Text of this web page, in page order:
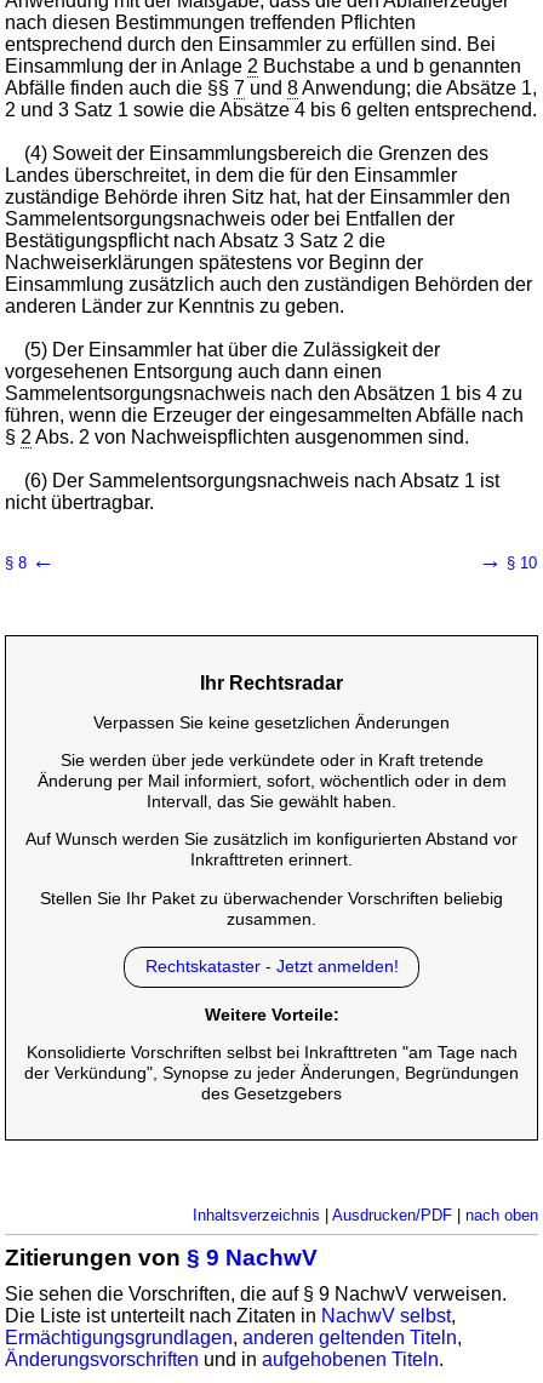
nach diesen Bestimmungen treffenden Pflichten
entsprechend durch den Einsammler zu erfüllen sind. Bei
Einsammlung der in Anlage 2 Buchstabe a und b genannten
Abfälle finden auch die §§7 und8Anwendung; die Absätze 1,
2 und 3 Satz 1 sowie die Absätze 4 bis 6 gelten entsprechend.
(4) Soweit der Einsammlungsbereich die Grenzen des
Landes überschreitet, in dem die für den Einsammler
zuständige Behörde ihren Sitz hat, hat der Einsammler den
Sammelentsorgungsnachweis oder bei Entfallen der
Bestätigungspflicht nach Absatz 3 Satz 2 die
Nachweiserklärungen spätestens vor Beginn der
Einsammlung zusätzlich auch den zuständigen Behörden der
anderen Länder zur Kenntnis zu geben.
(5) Der Einsammler hat über die Zulässigkeit der
vorgesehenen Entsorgung auch dann einen
Sammelentsorgungsnachweis nach den Absätzen 1 bis 4 zu
führen, wenn die Erzeuger der eingesammelten Abfälle nach
§ 2 Abs. 2 von Nachweispflichten ausgenommen sind.
(6) Der Sammelentsorgungsnachweis nach Absatz 1 ist
nicht übertragbar.
§ 8 ← → § 10
Ihr Rechtsradar
Verpassen Sie keine gesetzlichen Änderungen
Sie werden über jede verkündete oder in Kraft tretende
Änderung per Mail informiert, sofort, wöchentlich oder in dem
Intervall, das Sie gewählt haben.
Auf Wunsch werden Sie zusätzlich im konfigurierten Abstand vor
Inkrafttreten erinnert.
Stellen Sie Ihr Paket zu überwachender Vorschriften beliebig
zusammen.
Rechtskataster - Jetzt anmelden!
Weitere Vorteile:
Konsolidierte Vorschriften selbst bei Inkrafttreten "am Tage nach
der Verkündung", Synopse zu jeder Änderungen, Begründungen
des Gesetzgebers
Inhaltsverzeichnis Ausdrucken/PDF| nach oben
Zitierungen von§ 9 NachwV
Sie sehen die Vorschriften, die auf § 9 NachwV verweisen.
Die Liste ist unterteilt nach Zitaten in NachwV selbst,
Ermächtigungsgrundlagen,anderen geltenden Titeln,
Änderungsvorschriften und inaufgehobenen Titeln.